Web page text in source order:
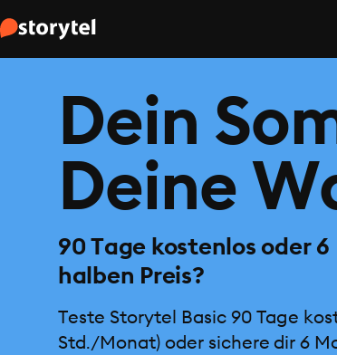
Dein
Deine
90 Tage kostenlos oder
halben Preis?
Teste Storytel Basic 90 Tage
Std./Monat) oder sichere dir 6